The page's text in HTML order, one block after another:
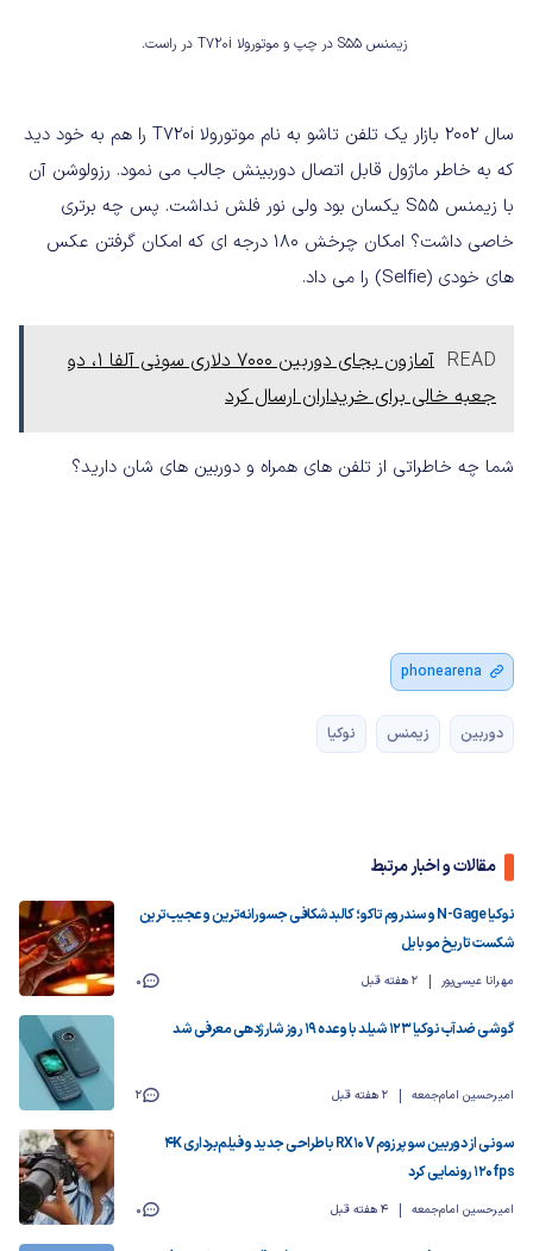
زیمنس S55 در چپ و موتورولا T720i در راست.
سال ۲۰۰۲ بازار یک تلفن تاشو به نام موتورولا T720i را هم به خود دید
که به خاطر ماژول قابل اتصال دوربینش جالب می نمود. رزولوشن آن
با زیمنس S55 یکسان بود ولی نور فلش نداشت. پس چه برتری
خاصی داشت؟ امکان چرخش ۱۸۰ درجه ای که امکان گرفتن عکس
های خودی (Selfie) را می داد.
READ
آمازون بجای دوربین ۷۰۰۰ دلاری سونی آلفا ۱، دو
جعبه خالی برای خریداران ارسال کرد
شما چه خاطراتی از تلفن های همراه و دوربین های شان دارید؟
phonearena
دوربین زیمنس نوکیا
مقالات و اخبار مرتبط
نوکیا N-Gage و سندروم تاکو؛ کالبدشکافی جسورانه‌ترین و عجیب‌ترین
شکست تاریخ موبایل
مهرانا عیسی‌پور 2 هفته قبل 0
گوشی ضدآب نوکیا ۱۲۳ شیلد با وعده ۱۹ روز شارژدهی معرفی شد
امیرحسین امام‌جمعه 2 هفته قبل 2
سونی از دوربین سوپرزوم RX10 V با طراحی جدید و فیلم‌برداری 4K
120fps رونمایی کرد
امیرحسین امام‌جمعه 4 هفته قبل 0